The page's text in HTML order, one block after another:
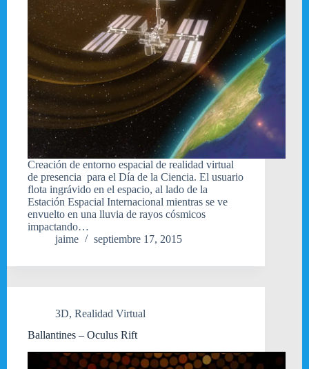
Creación de entorno espacial de realidad virtual
de presencia para el Día de la Ciencia. El usuario
flota ingrávido en el espacio, al lado de la
Estación Espacial Internacional mientras se ve
envuelto en una lluvia de rayos cósmicos
impactando…
jaime
septiembre 17, 2015
3D, Realidad Virtual
Ballantines – Oculus Rift